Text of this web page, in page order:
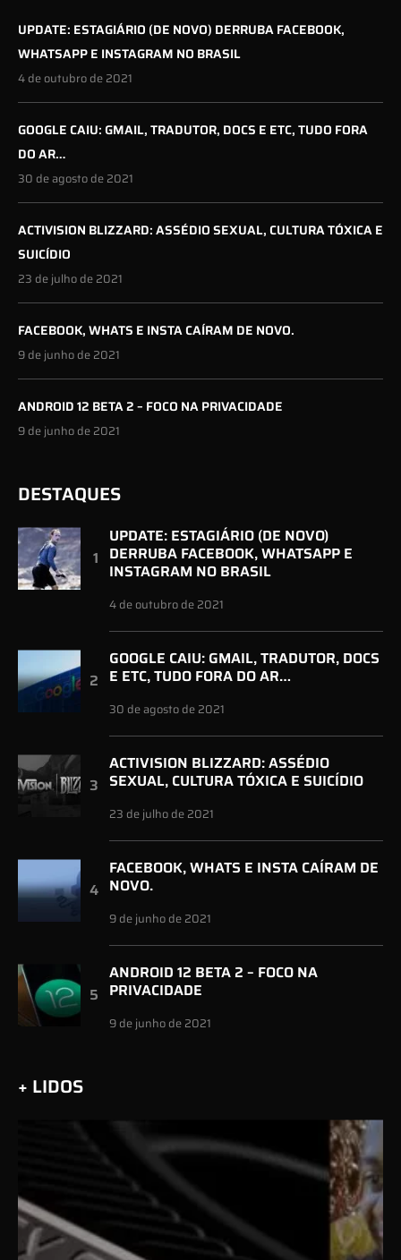
UPDATE: ESTAGIÁRIO (DE NOVO) DERRUBA FACEBOOK,
WHATSAPP E INSTAGRAM NO BRASIL
4 de outubro de 2021
GOOGLE CAIU: GMAIL, TRADUTOR, DOCS E ETC, TUDO FORA
DO AR…
30 de agosto de 2021
ACTIVISION BLIZZARD: ASSÉDIO SEXUAL, CULTURA TÓXICA E
SUICÍDIO
23 de julho de 2021
FACEBOOK, WHATS E INSTA CAÍRAM DE NOVO.
9 de junho de 2021
ANDROID 12 BETA 2 – FOCO NA PRIVACIDADE
9 de junho de 2021
DESTAQUES
UPDATE: ESTAGIÁRIO (DE NOVO)
DERRUBA FACEBOOK, WHATSAPP E
INSTAGRAM NO BRASIL
4 de outubro de 2021
GOOGLE CAIU: GMAIL, TRADUTOR, DOCS
E ETC, TUDO FORA DO AR…
30 de agosto de 2021
ACTIVISION BLIZZARD: ASSÉDIO
SEXUAL, CULTURA TÓXICA E SUICÍDIO
23 de julho de 2021
FACEBOOK, WHATS E INSTA CAÍRAM DE
NOVO.
9 de junho de 2021
ANDROID 12 BETA 2 – FOCO NA
PRIVACIDADE
9 de junho de 2021
+ LIDOS